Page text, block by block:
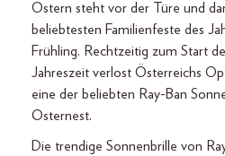
Ostern steht vor der Türe und
beliebtesten Familienfeste des
Frühling. Rechtzeitig zum Start
Jahreszeit verlost Österreichs
eine der beliebten Ray-Ban
Osternest.
Die trendige Sonnenbrille von